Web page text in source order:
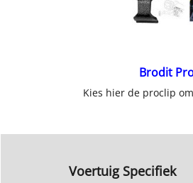
Brodit
Voertuig Specifiek